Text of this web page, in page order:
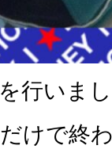
行いま
けで終